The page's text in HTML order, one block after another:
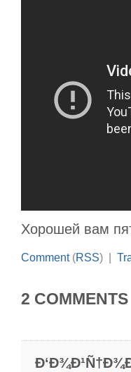
Хорошей вам
Comment(RSS) |
2 COMMENTS